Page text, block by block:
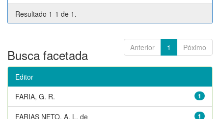
Resultado 1-1 de 1.
Anterior 1 Póximo
Busca facetada
Editor
1
FARIA, G. R.
1
FARIAS NETO, A. L. de